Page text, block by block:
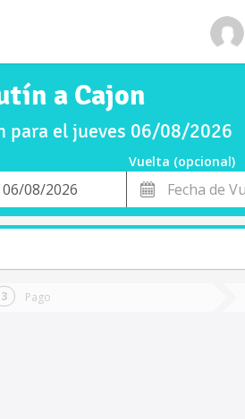
a Cajon
para el jueves 06/08/2026
Vuelta (opcional)
Fecha
de
Vuelta
Pago